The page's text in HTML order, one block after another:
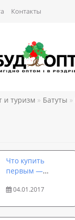
Контакты
и туризм Батуты
Что купить
первым —
штангу?
04.01.2017